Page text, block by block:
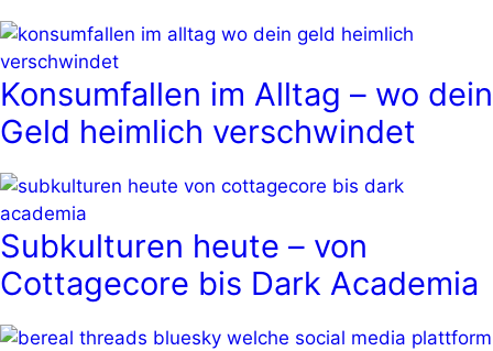
Konsumfallen im Alltag – wo dein
Geld heimlich verschwindet
Subkulturen heute – von
Cottagecore bis Dark Academia